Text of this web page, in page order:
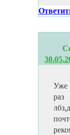
Уже